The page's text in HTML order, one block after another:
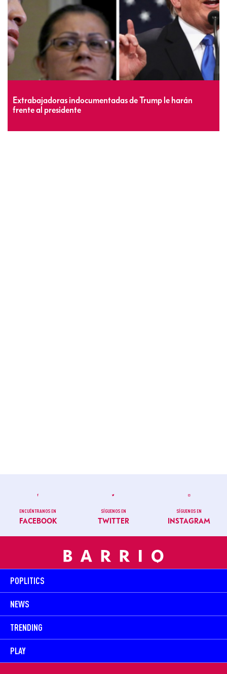
Extrabajadoras indocumentadas de Trump le harán
frente al presidente
ENCUÉNTRANOS EN
FACEBOOK
SÍGUENOS EN
TWITTER
SÍGUENOS EN
INSTAGRAM
POPLITICS
NEWS
TRENDING
PLAY